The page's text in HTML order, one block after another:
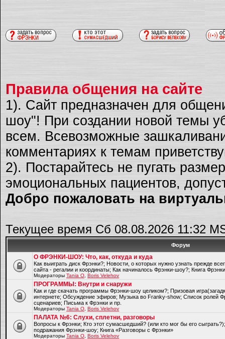
Правила общения на сайте
1). Сайт предназначен для
шоу"! При создании новой темы
всем. Всевозможные
комментариях к темам
2). Постарайтесь не пугать
эмоциональных пациентов,
Добро пожаловать на
Текущее время Сб 08.08.2026 11:32
Форум
О ФРЭНКИ-ШОУ: Что, как, откуда и куда
Как выиграть диск Фрэнки?; Новости, о которых нужно узнать прежде
сайта - регалии и координаты; Как начиналось Фрэнки-шоу?; Книга
Модераторы Tania O Boris Velehov
ПРОГРАММЫ: Внутри и снаружи
Как и где скачать программы Фрэнки-шоу целиком?; Призовая
интернете; Обсуждение эфиров; Музыка во Franky-show; Список ролей
сценариев; Письма к Фрэнки и пр.
Модераторы Tania O Boris Velehov
ПАЛАТА №6: Слухи, сплетни, разговоры
Вопросы к Фрэнки; Кто этот сумасшедший? (или кто мог бы его
подражания Фрэнки-шоу; Книга «Разговоры с Фрэнки»
Модераторы Tania O Boris Velehov